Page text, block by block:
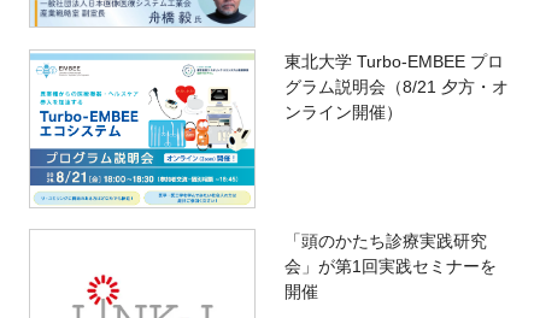
東北大学 Turbo-EMBEE プロ
グラム説明会（8/21 夕方・オ
ンライン開催）
「頭のかたち診療実践研究
会」が第1回実践セミナーを
開催